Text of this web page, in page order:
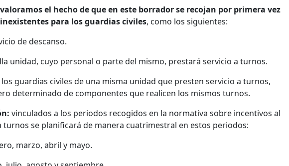
valoramos el hecho de que en este borrador se recojan por primera vez
para los guardias civiles, como los siguientes:
de descanso.
unidad, cuyo personal o parte del mismo, prestará servicio a turnos.
los guardias civiles de una misma unidad que presten servicio a turnos,
determinado de componentes que realicen los mismos turnos.
vinculados a los periodos recogidos en la normativa sobre incentivos al
turnos se planificará de manera cuatrimestral en estos periodos:
abril y mayo.